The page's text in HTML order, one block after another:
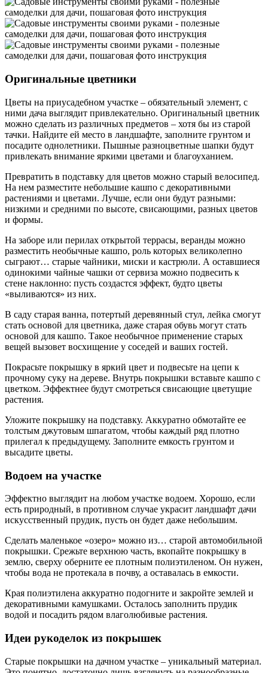
Оригинальные цветники
Цветы на приусадебном участке – обязательный элемент, с
ними дача выглядит привлекательно. Оригинальный цветник
можно сделать из различных предметов – хотя бы из старой
тачки. Найдите ей место в ландшафте, заполните грунтом и
посадите однолетники. Пышные разноцветные шапки будут
привлекать внимание яркими цветами и благоуханием.
Превратить в подставку для цветов можно старый велосипед.
На нем разместите небольшие кашпо с декоративными
растениями и цветами. Лучше, если они будут разными:
низкими и средними по высоте, свисающими, разных цветов
и формы.
На заборе или перилах открытой террасы, веранды можно
разместить необычные кашпо, роль которых великолепно
сыграют… старые чайники, миски и кастрюли. А оставшиеся
одинокими чайные чашки от сервиза можно подвесить к
стене наклонно: пусть создастся эффект, будто цветы
«выливаются» из них.
В саду старая ванна, потертый деревянный стул, лейка смогут
стать основой для цветника, даже старая обувь могут стать
основой для кашпо. Такое необычное применение старых
вещей вызовет восхищение у соседей и ваших гостей.
Покрасьте покрышку в яркий цвет и подвесьте на цепи к
прочному суку на дереве. Внутрь покрышки вставьте кашпо с
цветком. Эффектнее будут смотреться свисающие цветущие
растения.
Уложите покрышку на подставку. Аккуратно обмотайте ее
толстым джутовым шпагатом, чтобы каждый ряд плотно
прилегал к предыдущему. Заполните емкость грунтом и
высадите цветы.
Водоем на участке
Эффектно выглядит на любом участке водоем. Хорошо, если
есть природный, в противном случае украсит ландшафт дачи
искусственный прудик, пусть он будет даже небольшим.
Сделать маленькое «озеро» можно из… старой автомобильной
покрышки. Срежьте верхнюю часть, вкопайте покрышку в
землю, сверху оберните ее плотным полиэтиленом. Он нужен,
чтобы вода не протекала в почву, а оставалась в емкости.
Края полиэтилена аккуратно подогните и закройте землей и
декоративными камушками. Осталось заполнить прудик
водой и посадить рядом влаголюбивые растения.
Идеи рукоделок из покрышек
Старые покрышки на дачном участке – уникальный материал.